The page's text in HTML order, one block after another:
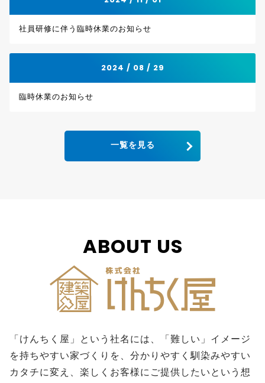
社員研修に伴う臨時休業のお知らせ
2024 / 08 / 29
臨時休業のお知らせ
一覧を見る
ABOUT US
「けんちく屋」という社名には、「難しい」イメージ
を持ちやすい家づくりを、分かりやすく馴染みやすい
カタチに変え、楽しくお客様にご提供したいという想